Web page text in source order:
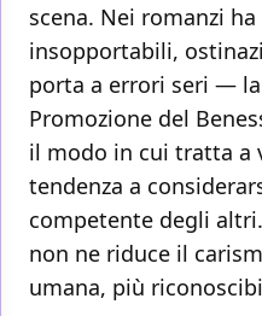
scena. Nei romanzi
insopportabili,
porta a errori seri —
Promozione del
il modo in cui tratta a
tendenza a
competente degli
non ne riduce il
umana, più